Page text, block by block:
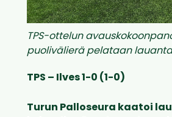
TPS-ottelun
puolivälierä pelataan
TPS – Ilves 1-0 (1-0)
Turun Palloseura kaatoi